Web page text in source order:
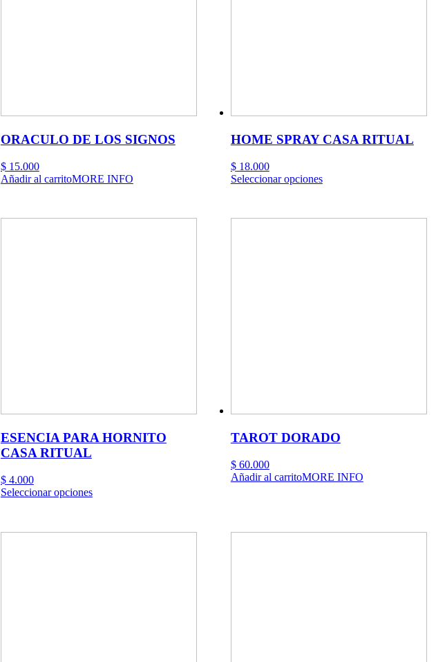
ORACULO DE LOS SIGNOS
$15.000
Añadir al carritoMORE INFO
HOME SPRAY CASA RITUAL
$18.000
Seleccionar opcionesEste
múltiples
ESENCIA PARA HORNITO
CASA RITUAL
$4.000
Seleccionar opcionesEste
TAROT DORADO
$60.000
Añadir al carritoMORE INFO